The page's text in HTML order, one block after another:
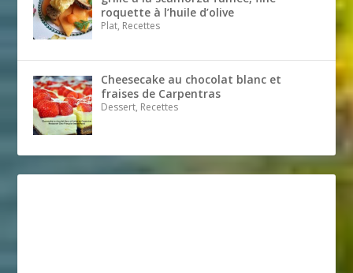
roquette à l’huile d’olive
Plat, Recettes
Cheesecake au chocolat blanc et
fraises de Carpentras
Dessert, Recettes